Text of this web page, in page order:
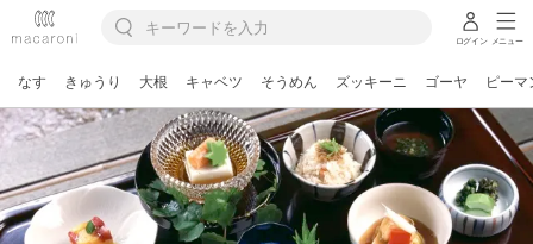
ログイン メニュー
なす きゅうり 大根 キャベツ そうめん ズッキーニ ゴーヤ ピーマ